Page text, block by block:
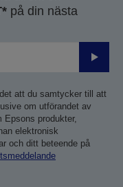
på din nästa
Skicka
att du samtycker till att
om utförandet av
Epsons produkter,
elektronisk
och ditt beteende på